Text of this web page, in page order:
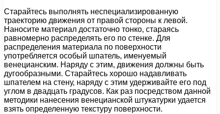
Старайтесь выполнять неспециализированную
траекторию движения от правой стороны к левой.
Наносите материал достаточно тонко, стараясь
равномерно распределять его по стенке. Для
распределения материала по поверхности
употребляется особый шпатель, именуемый
венецианским. Наряду с этим, движения должны быть
дугообразными. Старайтесь хорошо надавливать
шпателем на стену, наряду с этим удерживайте его под
углом в двадцать градусов. Как раз посредством данной
методики нанесения венецианской штукатурки удается
взять определенную текстуру поверхности.